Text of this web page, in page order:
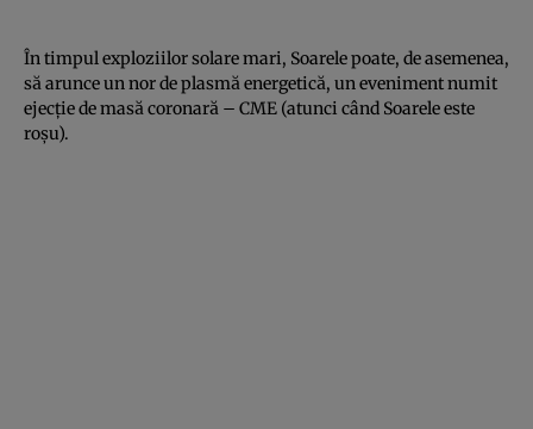
În timpul exploziilor solare mari, Soarele poate, de asemenea,
să arunce un nor de plasmă energetică, un eveniment numit
ejecţie de masă coronară – CME (atunci când Soarele este
roşu).